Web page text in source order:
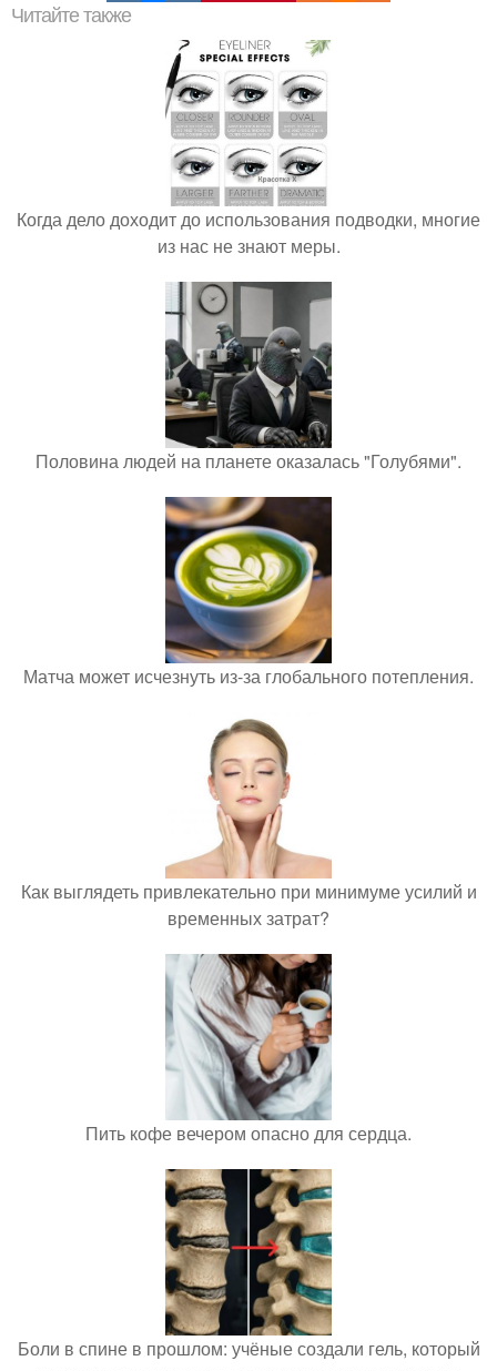
Читайте также
Когда дело доходит до использования подводки, многие
из нас не знают меры.
Половина людей на планете оказалась "Голубями".
Матча может исчезнуть из-за глобального потепления.
Как выглядеть привлекательно при минимуме усилий и
временных затрат?
Пить кофе вечером опасно для сердца.
Боли в спине в прошлом: учёные создали гель, который